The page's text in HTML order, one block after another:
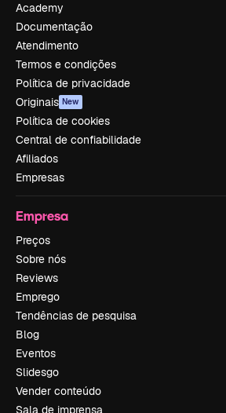
Academy
Documentação
Atendimento
Termos e condições
Política de privacidade
Originais New
Política de cookies
Central de confiabilidade
Afiliados
Empresas
Empresa
Preços
Sobre nós
Reviews
Emprego
Tendências de pesquisa
Blog
Eventos
Slidesgo
Vender conteúdo
Sala de imprensa